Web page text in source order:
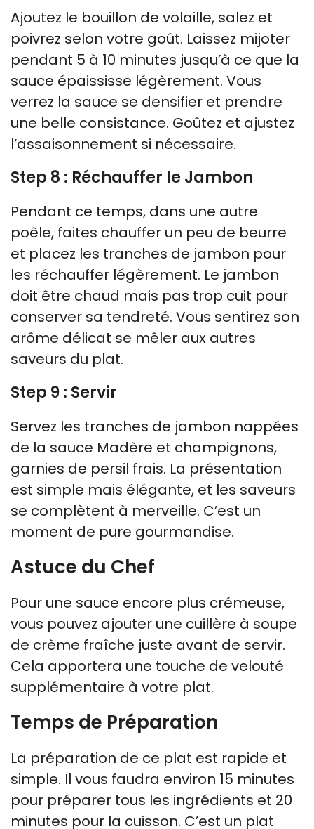
Ajoutez le bouillon de volaille, salez et
poivrez selon votre goût. Laissez mijoter
pendant 5 à 10 minutes jusqu’à ce que la
sauce épaississe légèrement. Vous
verrez la sauce se densifier et prendre
une belle consistance. Goûtez et ajustez
l’assaisonnement si nécessaire.
Step 8 : Réchauffer le Jambon
Pendant ce temps, dans une autre
poêle, faites chauffer un peu de beurre
et placez les tranches de jambon pour
les réchauffer légèrement. Le jambon
doit être chaud mais pas trop cuit pour
conserver sa tendreté. Vous sentirez son
arôme délicat se mêler aux autres
saveurs du plat.
Step 9 : Servir
Servez les tranches de jambon nappées
de la sauce Madère et champignons,
garnies de persil frais. La présentation
est simple mais élégante, et les saveurs
se complètent à merveille. C’est un
moment de pure gourmandise.
Astuce du Chef
Pour une sauce encore plus crémeuse,
vous pouvez ajouter une cuillère à soupe
de crème fraîche juste avant de servir.
Cela apportera une touche de velouté
supplémentaire à votre plat.
Temps de Préparation
La préparation de ce plat est rapide et
simple. Il vous faudra environ 15 minutes
pour préparer tous les ingrédients et 20
minutes pour la cuisson. C’est un plat